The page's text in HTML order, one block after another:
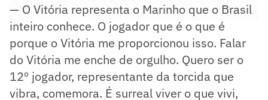
— O Vitória representa o Marinho que o Brasil
inteiro conhece. O jogador que é o que é
porque o Vitória me proporcionou isso. Falar
do Vitória me enche de orgulho. Quero ser o
12º jogador, representante da torcida que
vibra, comemora. É surreal viver o que vivi,